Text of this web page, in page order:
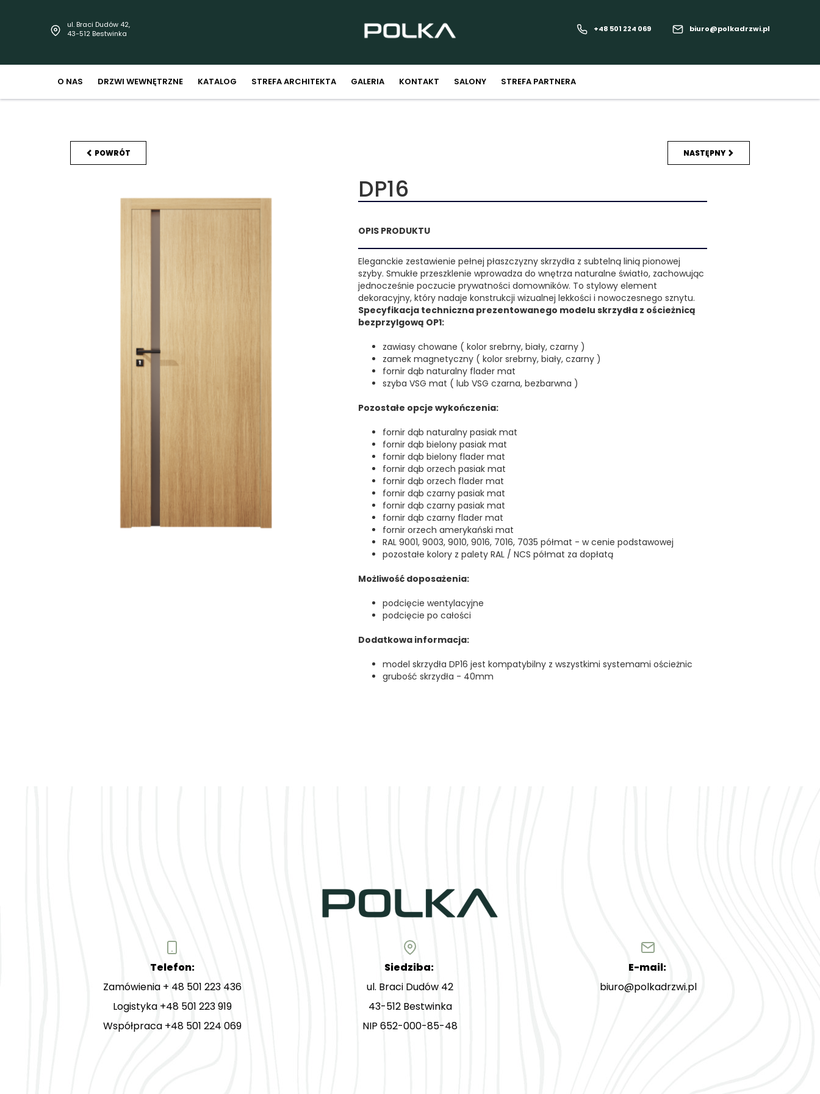
ul. Braci Dudów 42,
43-512 Bestwinka
+48 501 224 069 biuro@polkadrzwi.pl
O NAS DRZWI WEWNĘTRZNE KATALOG STREFA ARCHITEKTA GALERIA KONTAKT SALONY STREFA PARTNERA
POWRÓT NASTĘPNY
DP16
OPIS PRODUKTU
Eleganckie zestawienie pełnej płaszczyzny skrzydła z subtelną linią pionowej
szyby. Smukłe przeszklenie wprowadza do wnętrza naturalne światło, zachowując
jednocześnie poczucie prywatności domowników. To stylowy element
dekoracyjny, który nadaje konstrukcji wizualnej lekkości i nowoczesnego sznytu.
Specyfikacja techniczna prezentowanego modelu skrzydła z ościeżnicą
bezprzylgową OP1:
zawiasy chowane ( kolor srebrny, biały, czarny )
zamek magnetyczny ( kolor srebrny, biały, czarny )
fornir dąb naturalny flader mat
szyba VSG mat ( lub VSG czarna, bezbarwna )
Pozostałe opcje wykończenia:
fornir dąb naturalny pasiak mat
fornir dąb bielony pasiak mat
fornir dąb bielony flader mat
fornir dąb orzech pasiak mat
fornir dąb orzech flader mat
fornir dąb czarny pasiak mat
fornir dąb czarny pasiak mat
fornir dąb czarny flader mat
fornir orzech amerykański mat
RAL 9001, 9003, 9010, 9016, 7016, 7035 półmat - w cenie podstawowej
pozostałe kolory z palety RAL / NCS półmat za dopłatą
Możliwość doposażenia:
podcięcie wentylacyjne
podcięcie po całości
Dodatkowa informacja:
model skrzydła DP16 jest kompatybilny z wszystkimi systemami ościeżnic
grubość skrzydła - 40mm
Telefon:
Zamówienia + 48 501 223 436
Logistyka +48 501 223 919
Współpraca +48 501 224 069
Siedziba:
ul. Braci Dudów 42
43-512 Bestwinka
NIP 652-000-85-48
E-mail:
biuro@polkadrzwi.pl